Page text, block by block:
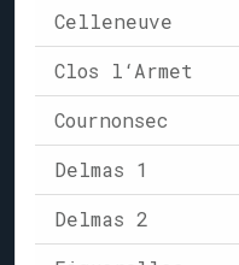
Celleneuve
Clos l‘Armet
Cournonsec
Delmas 1
Delmas 2